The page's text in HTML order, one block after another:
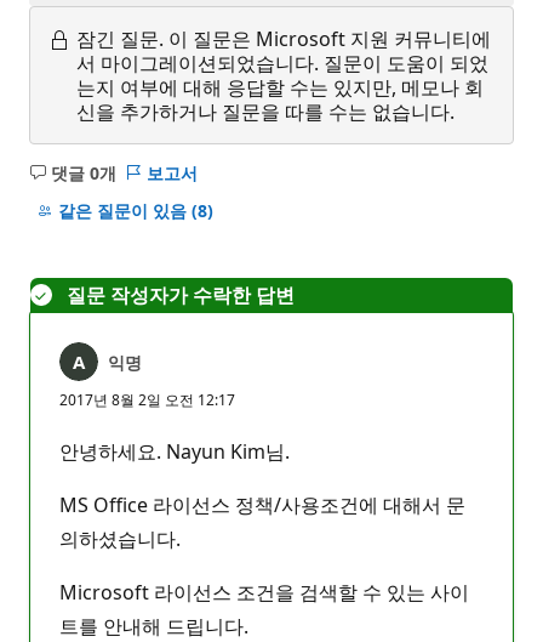
잠긴 질문. 이 질문은 Microsoft 지원 커뮤니티에
서 마이그레이션되었습니다. 질문이 도움이 되었
는지 여부에 대해 응답할 수는 있지만, 메모나 회
신을 추가하거나 질문을 따를 수는 없습니다.
댓글 0개
설
명
보고서
같은 질문이 있음 (8)
질문 작성자가 수락한 답변
익명
2017년 8월 2일 오전 12:17
안녕하세요. Nayun Kim님.
MS Office 라이선스 정책/사용조건에 대해서 문
의하셨습니다.
Microsoft 라이선스 조건을 검색할 수 있는 사이
트를 안내해 드립니다.